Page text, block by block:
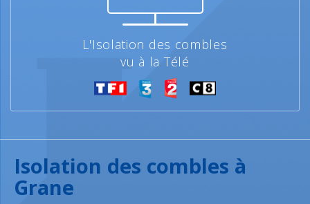
L'Isolation des combles
vu à la Télé
Isolation des combles à
Grane